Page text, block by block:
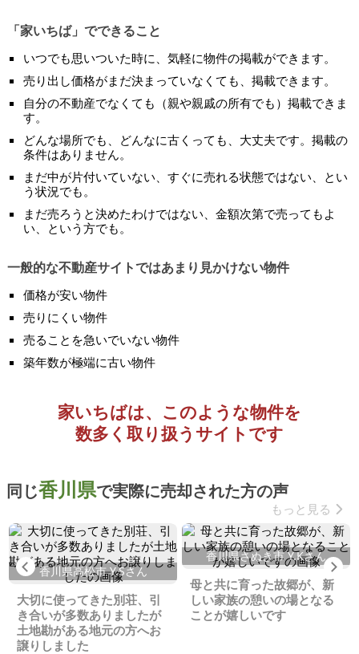
「家いちば」でできること
いつでも思いついた時に、気軽に物件の掲載ができます。
売り出し価格がまだ決まっていなくても、掲載できます。
自分の不動産でなくても（親や親戚の所有でも）掲載できま
す。
どんな場所でも、どんなに古くっても、大丈夫です。掲載の
条件はありません。
まだ中が片付いていない、すぐに売れる状態ではない、とい
う状況でも。
まだ売ろうと決めたわけではない、金額次第で売ってもよ
い、という方でも。
一般的な不動産サイトではあまり見かけない物件
価格が安い物件
売りにくい物件
売ることを急いでいない物件
築年数が極端に古い物件
家いちばは、このような物件を
数多く取り扱うサイトです
同じ香川県で実際に売却された方の声
もっと見る
Previous
香川県高松市 Y.Sさん
大切に使ってきた別荘、引
き合いが多数ありましたが
土地勘がある地元の方へお
譲りしました
香川県さぬき市 Y.Kさん
母と共に育った故郷が、新
しい家族の憩いの場となる
ことが嬉しいです